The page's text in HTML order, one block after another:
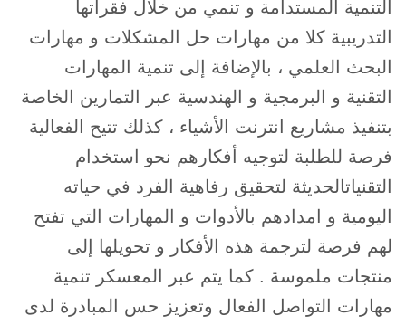
التنمية المستدامة و تنمي من خلال فقراتها
التدريبية كلا من مهارات حل المشكلات و مهارات
البحث العلمي ، بالإضافة إلى تنمية المهارات
التقنية و البرمجية و الهندسية عبر التمارين الخاصة
بتنفيذ مشاريع انترنت الأشياء ، كذلك تتيح الفعالية
فرصة للطلبة لتوجيه أفكارهم نحو استخدام
التقنياتالحديثة لتحقيق رفاهية الفرد في حياته
اليومية و امدادهم بالأدوات و المهارات التي تفتح
لهم فرصة لترجمة هذه الأفكار و تحويلها إلى
منتجات ملموسة . كما يتم عبر المعسكر تنمية
مهارات التواصل الفعال وتعزيز حس المبادرة لدى